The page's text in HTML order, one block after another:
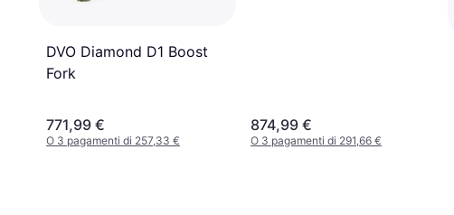
DVO Diamond D1 Boost
Fork
771,99 €
O 3 pagamenti di 257,33 €
874,99 €
O 3 pagamenti di 291,66 €